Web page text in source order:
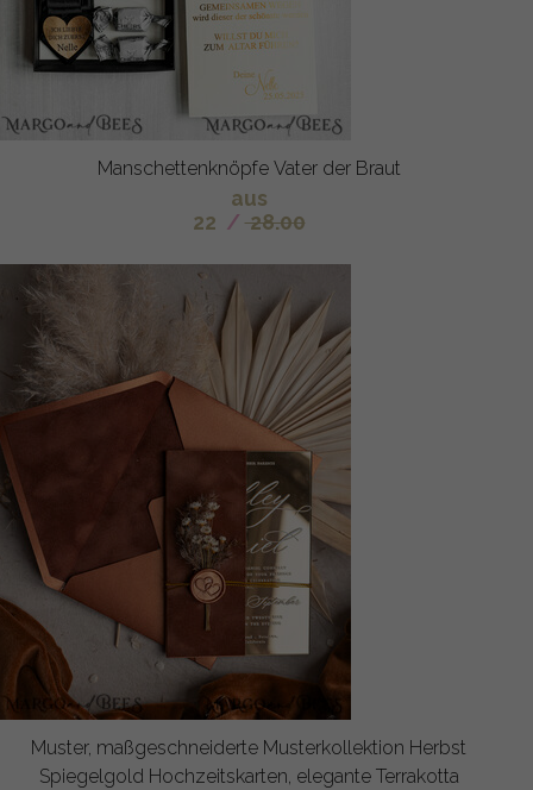
Manschettenknöpfe Vater der Braut
aus
22 / 28.00
Muster, maßgeschneiderte Musterkollektion Herbst
Spiegelgold Hochzeitskarten, elegante Terrakotta